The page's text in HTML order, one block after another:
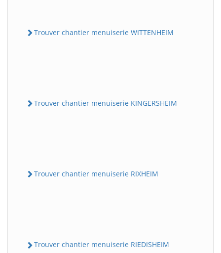
Trouver chantier menuiserie WITTENHEIM
Trouver chantier menuiserie KINGERSHEIM
Trouver chantier menuiserie RIXHEIM
Trouver chantier menuiserie RIEDISHEIM